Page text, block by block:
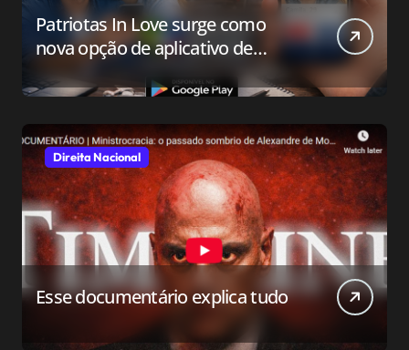
Patriotas In Love surge como
nova opção de aplicativo de
relacionamento para o público
conservador
Direita Nacional
Esse documentário explica tudo